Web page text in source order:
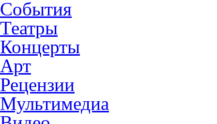
События
Театры
Концерты
Арт
Рецензии
Мультимедиа